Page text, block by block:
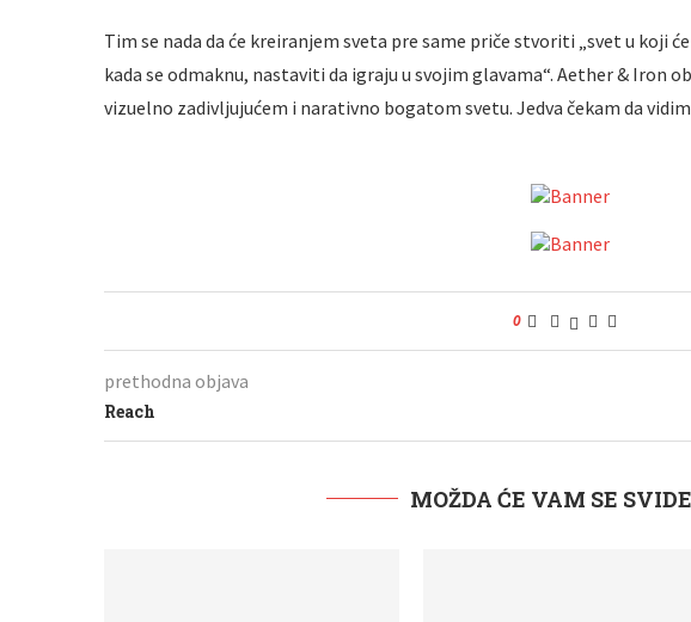
Tim se nada da će kreiranjem sveta pre same priče stvoriti „svet u koji
kada se odmaknu, nastaviti da igraju u svojim glavama“. Aether & Iron
vizuelno zadivljujućem i narativno bogatom svetu. Jedva čekam da
0
prethodna objava
Reach
MOŽDA ĆE VAM SE